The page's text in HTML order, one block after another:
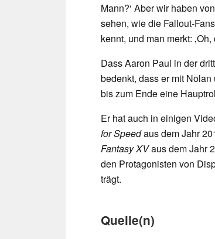
Mann?‘ Aber wir haben
sehen, wie die Fallout-
kennt, und man merkt:
Dass Aaron Paul in der
bedenkt, dass er mit
bis zum Ende eine
Er hat auch in einigen
for Speedaus dem Jahr
Fantasy XVaus dem Jahr
den Protagonisten von
trägt.
Quelle(n)